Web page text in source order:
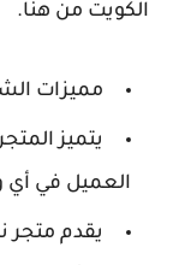
الكويت من هنا.
مميزات
يتميز
العميل في أي